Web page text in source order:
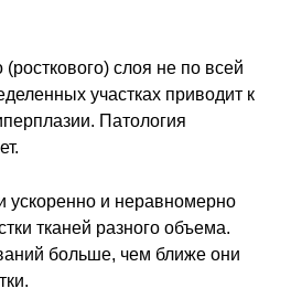
слоя не по всей
участках приводит к
Патология
ускоренно и неравномерно
тканей разного объема.
больше, чем ближе они